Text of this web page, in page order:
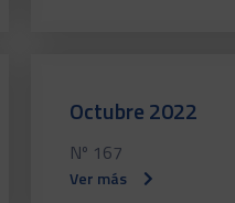
Octubre 2022
Nº 167
Ver más